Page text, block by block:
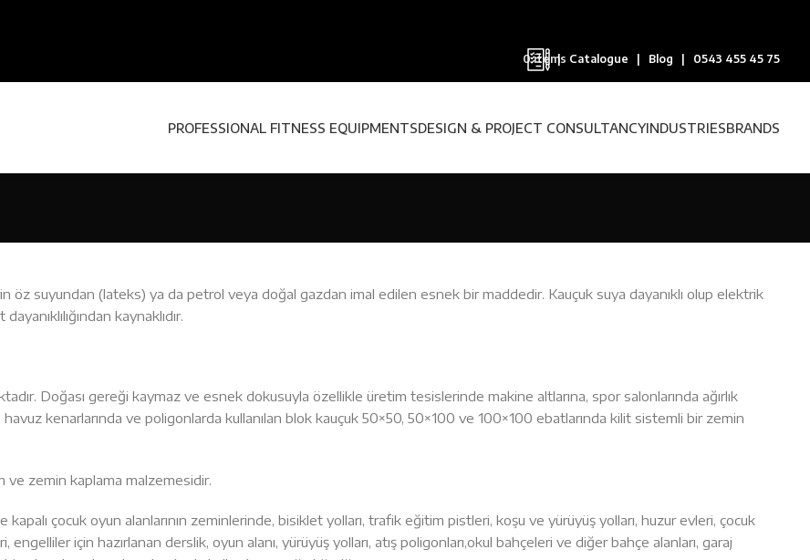
0items
| Catalogue Blog 0543 455 45 75
PROFESSIONAL FITNESS EQUIPMENTSDESIGN & PROJECT CONSULTANCYINDUSTRIESBRANDS
öz suyundan (lateks) ya da petrol veya doğal gazdan imal edilen esnek bir maddedir. Kauçuk suya dayanıklı olup elektrik
kaynaklıdır.
Doğası gereği kaymaz ve esnek dokusuyla özellikle üretim tesislerinde makine altlarına, spor salonlarında ağırlık
kenarlarında ve poligonlarda kullanılan blok kauçuk 50×50, 50×100 ve 100×100 ebatlarında kilit sistemli bir zemin
ve zemin kaplama malzemesidir.
kapalı çocuk oyun alanlarının zeminlerinde, bisiklet yolları, trafik eğitim pistleri, koşu ve yürüyüş yolları, huzur evleri, çocuk
için hazırlanan derslik, oyun alanı, yürüyüş yolları, atış poligonları,okul bahçeleri ve diğer bahçe alanları, garaj